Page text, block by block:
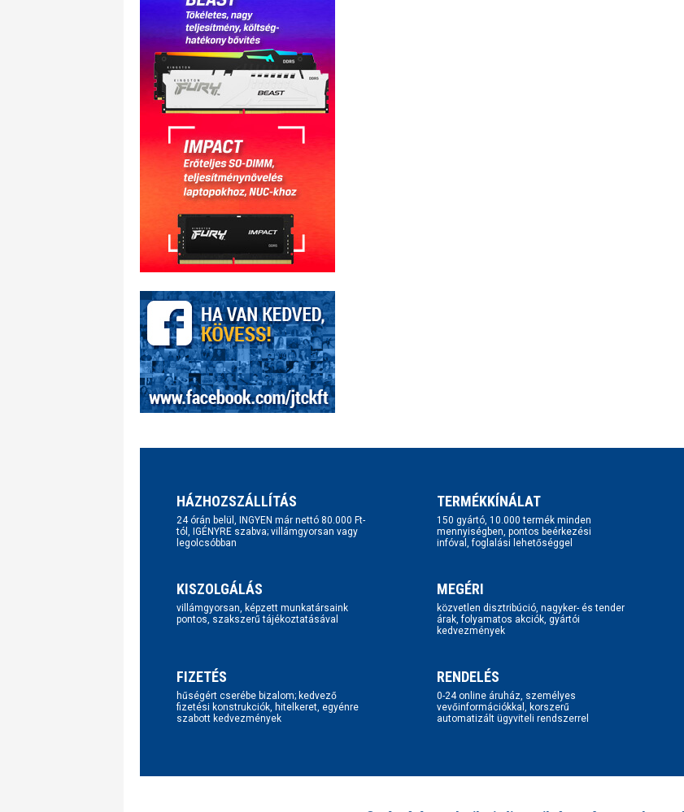
HÁZHOZSZÁLLÍTÁS
24 órán belül, INGYEN már nettó 80.000 Ft-
tól, IGÉNYRE szabva; villámgyorsan vagy
legolcsóbban
TERMÉKKÍNÁLAT
150 gyártó, 10.000 termék minden
mennyiségben, pontos beérkezési
infóval, foglalási lehetőséggel
KISZOLGÁLÁS
villámgyorsan, képzett munkatársaink
pontos, szakszerű tájékoztatásával
MEGÉRI
közvetlen disztribúció, nagyker- és tender
árak, folyamatos akciók, gyártói
kedvezmények
FIZETÉS
hűségért cserébe bizalom; kedvező
fizetési konstrukciók, hitelkeret, egyénre
szabott kedvezmények
RENDELÉS
0-24 online áruház, személyes
vevőinformációkkal, korszerű
automatizált ügyviteli rendszerrel